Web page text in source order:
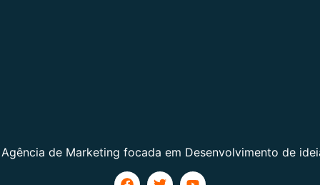
de Marketing focada em Desenvolvimento de